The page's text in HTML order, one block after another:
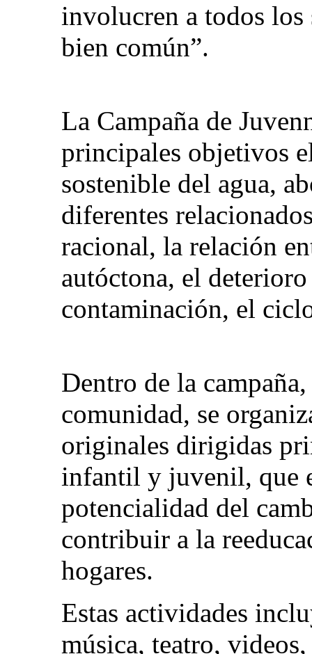
involucren a todos los
bien común”.
La Campaña de
principales objetivos
sostenible del agua,
diferentes
racional, la relación
autóctona, el
contaminación, el
Dentro de la
comunidad, se
originales dirigidas
infantil y juvenil, que
potencialidad del
contribuir a la
hogares.
Estas actividades
música, teatro,